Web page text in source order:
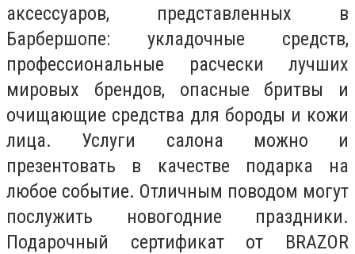
аксессуаров, представленных в
Барбершопе: укладочные средств,
профессиональные расчески лучших
мировых брендов, опасные бритвы и
очищающие средства для бороды и кожи
лица. Услуги салона можно и
презентовать в качестве подарка на
любое событие. Отличным поводом могут
послужить новогодние праздники.
Подарочный сертификат от BRAZOR